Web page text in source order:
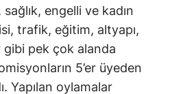
engelli ve kadın
trafik, eğitim, altyapı,
pek çok alanda
5’er üyeden
Yapılan oylamalar